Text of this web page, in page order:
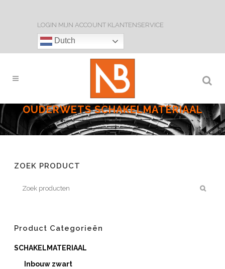
LOGIN MIJN ACCOUNT KLANTENSERVICE
Dutch
OUDERWETS SCHAKELMATERIAAL
ZOEK PRODUCT
Product Categorieën
SCHAKELMATERIAAL
Inbouw zwart